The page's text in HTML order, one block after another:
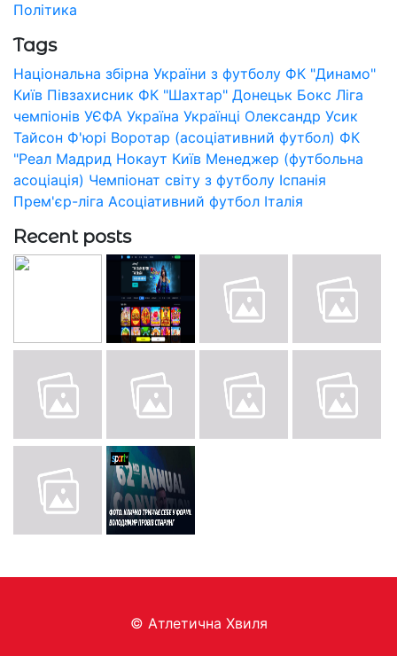
Політика
Tags
Національна збірна України з футболу ФК "Динамо"
Київ Півзахисник ФК "Шахтар" Донецьк Бокс Ліга
чемпіонів УЄФА Україна Українці Олександр Усик
Тайсон Ф'юрі Воротар (асоціативний футбол) ФК
"Реал Мадрид Нокаут Київ Менеджер (футбольна
асоціація) Чемпіонат світу з футболу Іспанія
Прем'єр-ліга Асоціативний футбол Італія
Recent posts
© Aтлетична Хвиля